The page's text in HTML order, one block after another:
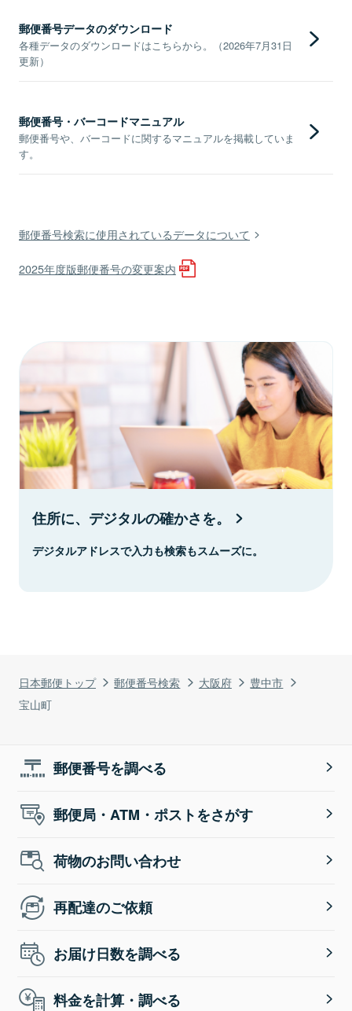
日本郵便トップ 郵便番号検索 大阪府
豊中市
宝山町
郵便番号データのダウンロード
各種データのダウンロードはこちらから。（2026年7月31日
更新）
郵便番号・バーコードマニュアル
郵便番号や、バーコードに関するマニュアルを掲載していま
す。
郵便番号検索に使用されているデータについて
2025年度版郵便番号の変更案内
住所に、デジタルの確かさを。
デジタルアドレスで入力も検索もスムーズに。
郵便番号を調べる
郵便局・ATM・ポストをさがす
荷物のお問い合わせ
再配達のご依頼
お届け日数を調べる
料金を計算・調べる